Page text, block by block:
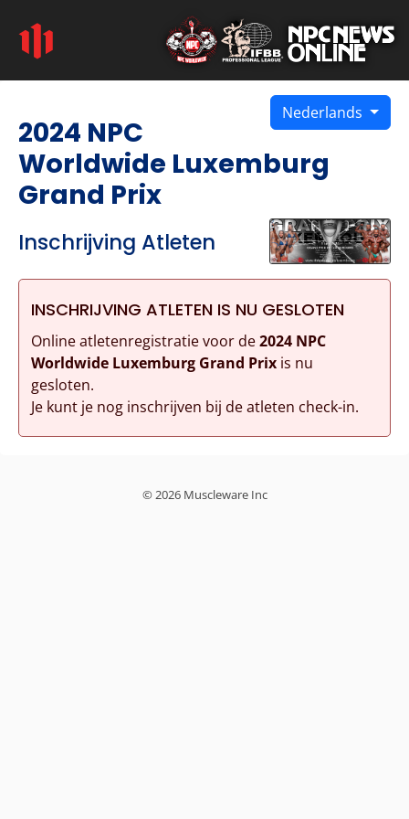
Nederlands
2024 NPC
Worldwide Luxemburg
Grand Prix
Inschrijving Atleten
INSCHRIJVING ATLETEN IS NU GESLOTEN
Online atletenregistratie voor de2024 NPC
Worldwide Luxemburg Grand Prixis nu
gesloten.
Je kunt je nog inschrijven bij de atleten check-in.
© 2026 Muscleware Inc